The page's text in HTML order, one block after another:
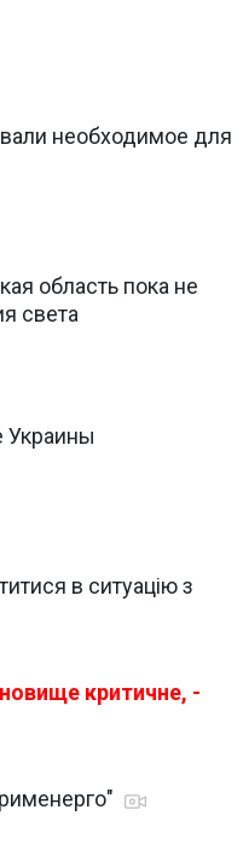
необходимое для
область пока не
света
Украины
в ситуацію з
критичне, -